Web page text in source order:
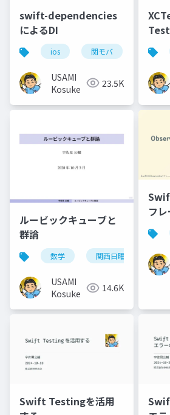
swift-dependencies
によるDI
ios 関モバ
USAMI
Kosuke
23.5K
ルービックキューブと
群論
数学 関西日曜数学友の会
USAMI
Kosuke
14.6K
フ
値
Swift Testingを活用